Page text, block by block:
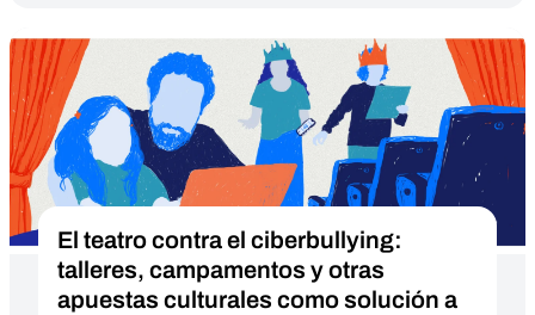
El teatro contra el ciberbullying:
talleres, campamentos y otras
apuestas culturales como solución a